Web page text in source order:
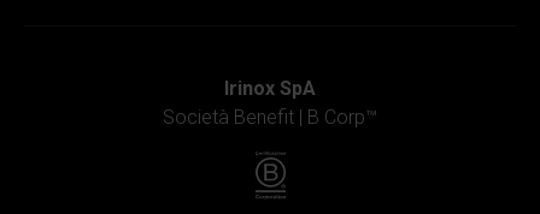
Irinox SpA
Società Benefit | B Corp™